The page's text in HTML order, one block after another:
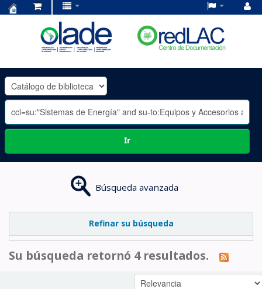
OLADE
-
Ir
Búsqueda avanzada
Refinar su búsqueda
Su búsqueda retornó 4 resultados.